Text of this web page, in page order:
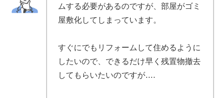
ムする必要があるのですが、部屋がゴミ
屋敷化してしまっています。
すぐにでもリフォームして住めるように
したいので、できるだけ早く残置物撤去
してもらいたいのですが….